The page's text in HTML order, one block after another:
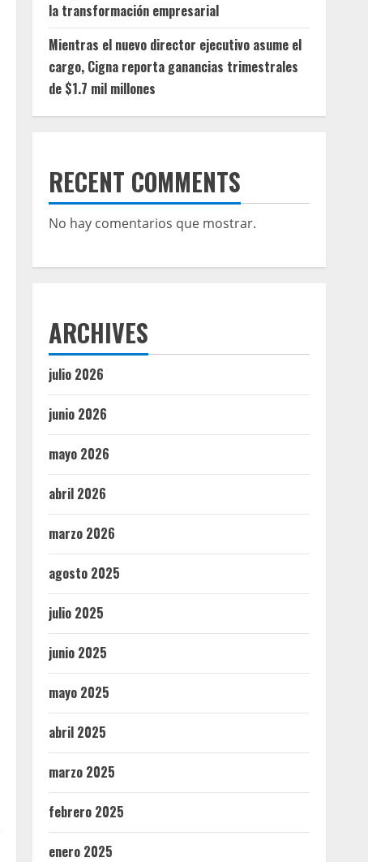
la transformación empresarial
Mientras el nuevo director ejecutivo asume el
cargo, Cigna reporta ganancias trimestrales
de $1.7 mil millones
RECENT COMMENTS
No hay comentarios que mostrar.
ARCHIVES
julio 2026
junio 2026
mayo 2026
abril 2026
marzo 2026
agosto 2025
julio 2025
junio 2025
mayo 2025
abril 2025
marzo 2025
febrero 2025
enero 2025